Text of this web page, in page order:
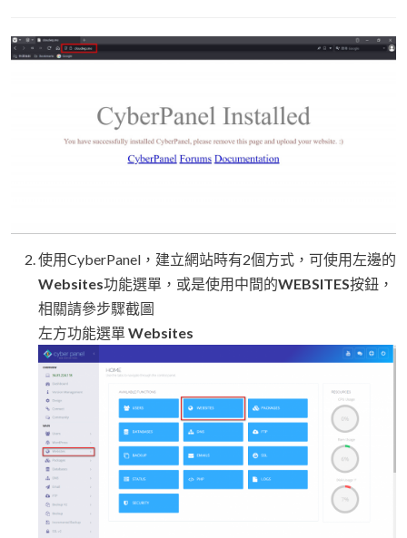
使用CyberPanel，建立網站時有2個方式，可使用左邊的
Websites功能選單，或是使用中間的WEBSITES按鈕，
相關請參步驟截圖
左方功能選單Websites